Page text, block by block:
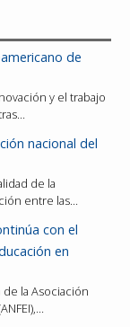
de
y el trabajo
nacional del
de la
entre las…
con el
en
de la Asociación